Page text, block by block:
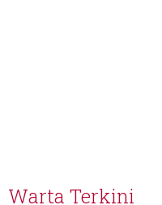
Warta Terkini